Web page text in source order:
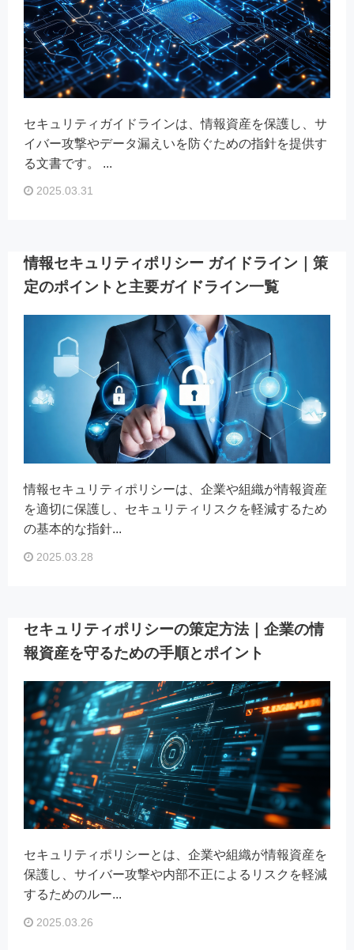
セキュリティガイドラインは、情報資産を保護し、サ
イバー攻撃やデータ漏えいを防ぐための指針を提供す
る文書です。 ...
2025.03.31
情報セキュリティポリシー ガイドライン｜策
定のポイントと主要ガイドライン一覧
情報セキュリティポリシーは、企業や組織が情報資産
を適切に保護し、セキュリティリスクを軽減するため
の基本的な指針...
2025.03.28
セキュリティポリシーの策定方法｜企業の情
報資産を守るための手順とポイント
セキュリティポリシーとは、企業や組織が情報資産を
保護し、サイバー攻撃や内部不正によるリスクを軽減
するためのルー...
2025.03.26